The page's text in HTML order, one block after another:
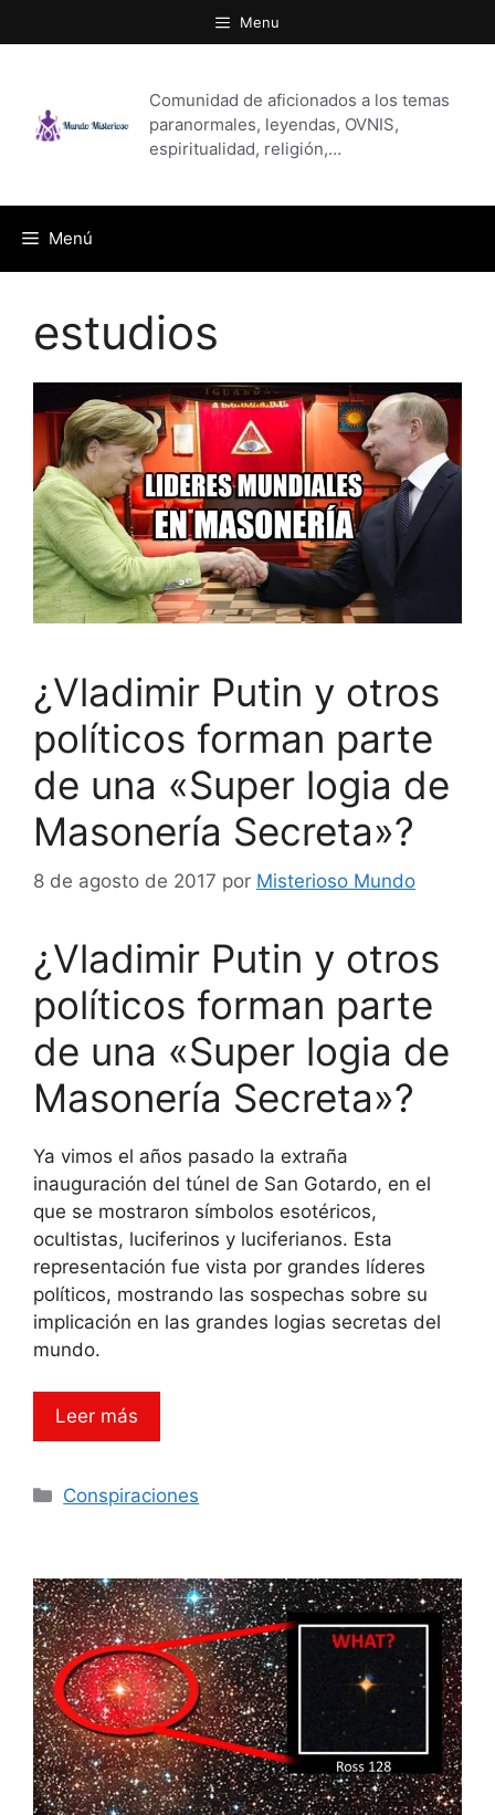
al
Menu
Comunidad de aficionados a los temas
paranormales, leyendas, OVNIS,
espiritualidad, religión,…
Menú
estudios
¿Vladimir Putin y otros
políticos forman parte
de una «Super logia de
Masonería Secreta»?
8 de agosto de 2017 por Misterioso Mundo
¿Vladimir Putin y otros
políticos forman parte
de una «Super logia de
Masonería Secreta»?
Ya vimos el años pasado la extraña
inauguración del túnel de San Gotardo, en el
que se mostraron símbolos esotéricos,
ocultistas, luciferinos y luciferianos. Esta
representación fue vista por grandes líderes
políticos, mostrando las sospechas sobre su
implicación en las grandes logias secretas del
mundo.
Leer más
Categorías
Conspiraciones